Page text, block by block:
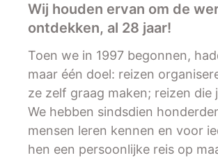
Wij houden ervan om de
ontdekken, al 28 jaar!
Toen we in 1997 begonnen,
maar één doel: reizen
ze zelf graag maken; reizen die
We hebben sindsdien
mensen leren kennen en voor
hen een persoonlijke reis op